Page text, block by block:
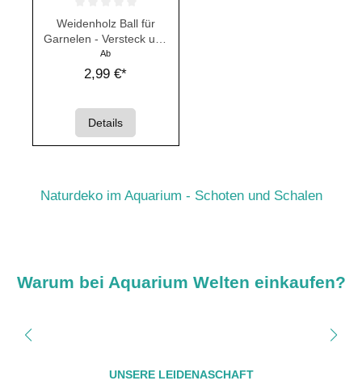
Durchschnittliche Bewertung von 0 von 5 Sternen
Weidenholz Ball für
Garnelen - Versteck und
Futter
Ab
2,99 €*
Details
Naturdeko im Aquarium - Schoten und Schalen
Warum bei Aquarium Welten einkaufen?
UNSERE LEIDENASCHAFT